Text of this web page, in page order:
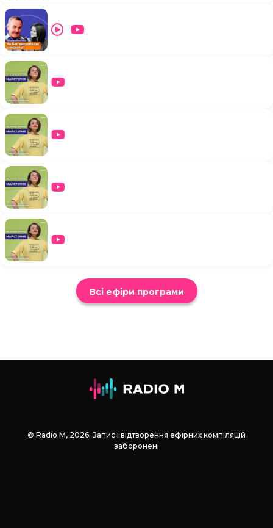
Всі ефіри програми
© Radio М, 2026. Запис і відтворення ефірних компіляцій
заборонені